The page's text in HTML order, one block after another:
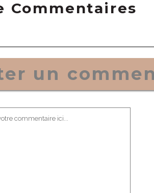
Commentaires
un